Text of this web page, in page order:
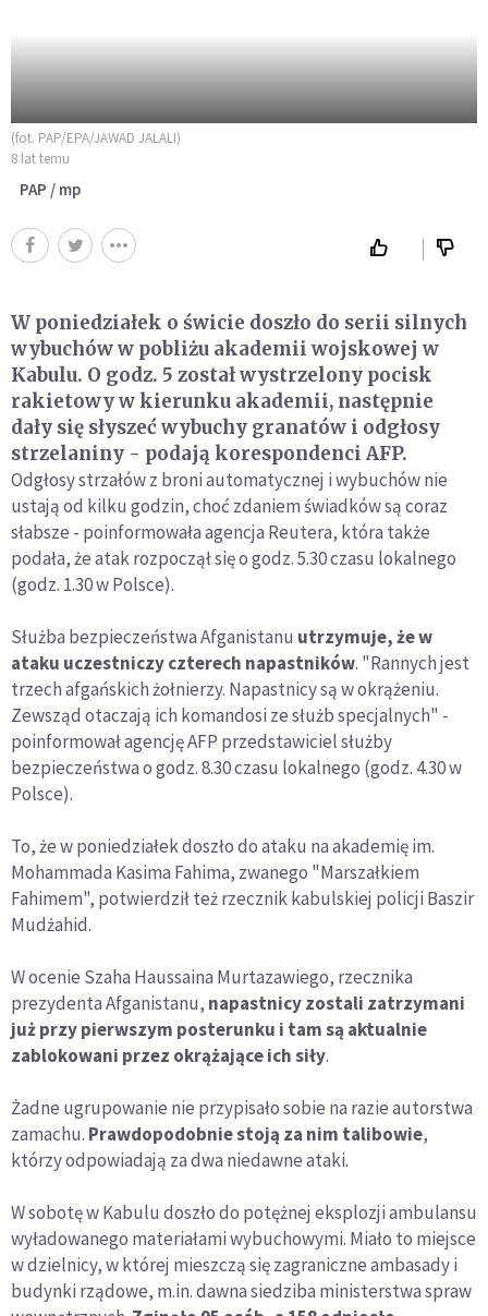
(fot. PAP/EPA/JAWAD JALALI)
8 lat temu
PAP / mp
W poniedziałek o świcie doszło do serii silnych
wybuchów w pobliżu akademii wojskowej w
Kabulu. O godz. 5 został wystrzelony pocisk
rakietowy w kierunku akademii, następnie
dały się słyszeć wybuchy granatów i odgłosy
strzelaniny - podają korespondenci AFP.
Odgłosy strzałów z broni automatycznej i wybuchów nie
ustają od kilku godzin, choć zdaniem świadków są coraz
słabsze - poinformowała agencja Reutera, która także
podała, że atak rozpoczął się o godz. 5.30 czasu lokalnego
(godz. 1.30 w Polsce).
Służba bezpieczeństwa Afganistanu utrzymuje, że w
ataku uczestniczy czterech napastników. "Rannych jest
trzech afgańskich żołnierzy. Napastnicy są w okrążeniu.
Zewsząd otaczają ich komandosi ze służb specjalnych" -
poinformował agencję AFP przedstawiciel służby
bezpieczeństwa o godz. 8.30 czasu lokalnego (godz. 4.30 w
Polsce).
To, że w poniedziałek doszło do ataku na akademię im.
Mohammada Kasima Fahima, zwanego "Marszałkiem
Fahimem", potwierdził też rzecznik kabulskiej policji Baszir
Mudżahid.
W ocenie Szaha Haussaina Murtazawiego, rzecznika
prezydenta Afganistanu, napastnicy zostali zatrzymani
już przy pierwszym posterunku i tam są aktualnie
zablokowani przez okrążające ich siły.
Żadne ugrupowanie nie przypisało sobie na razie autorstwa
zamachu. Prawdopodobnie stoją za nim talibowie,
którzy odpowiadają za dwa niedawne ataki.
W sobotę w Kabulu doszło do potężnej eksplozji ambulansu
wyładowanego materiałami wybuchowymi. Miało to miejsce
w dzielnicy, w której mieszczą się zagraniczne ambasady i
budynki rządowe, m.in. dawna siedziba ministerstwa spraw